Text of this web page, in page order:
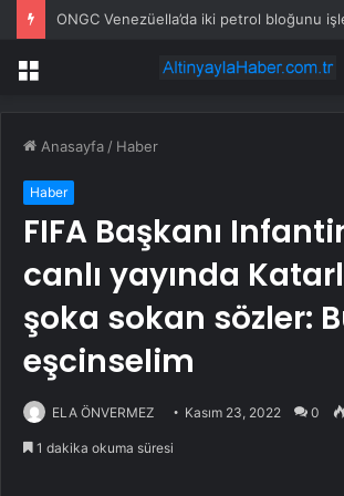
Menü
Anasayfa / Haber
Haber
FIFA Başkanı
canlı yayında
şoka sokan sözler:
eşcinselim
ELA ÖNVERMEZ Kasım 23, 2022 0
1 dakika okuma süresi